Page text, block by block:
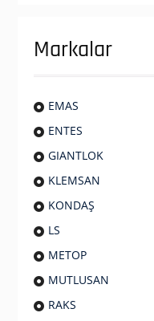
Markalar
EMAS
ENTES
GIANTLOK
KLEMSAN
KONDAŞ
LS
METOP
MUTLUSAN
RAKS